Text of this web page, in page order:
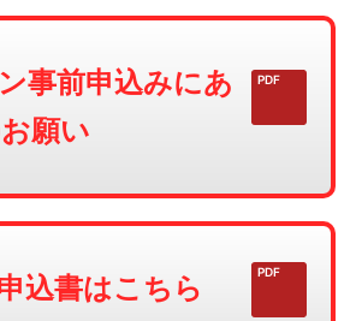
事前申込みにあ
願い
込書はこちら